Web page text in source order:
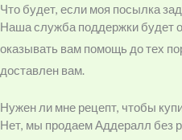
Что будет, если моя посылка
Наша служба поддержки будет
оказывать вам помощь до тех
доставлен вам.
Нужен ли мне рецепт, чтобы
Нет, мы продаем Аддералл без